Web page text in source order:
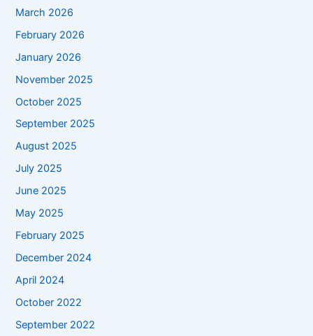
March 2026
February 2026
January 2026
November 2025
October 2025
September 2025
August 2025
July 2025
June 2025
May 2025
February 2025
December 2024
April 2024
October 2022
September 2022